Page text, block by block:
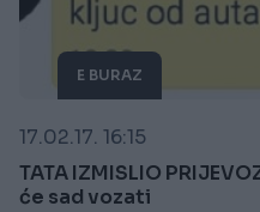
E BURAZ
17.02.17. 16:15
TATA IZMISLIO
će sad vozati